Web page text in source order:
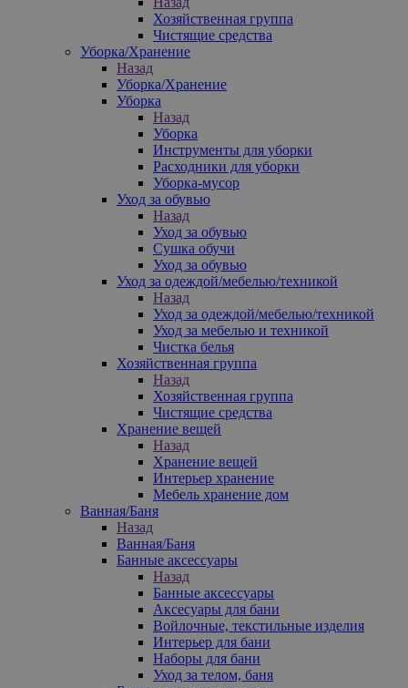
Хозяйственная группа
Чистящие средства
Уборка/Хранение
Назад
Уборка/Хранение
Уборка
Назад
Уборка
Инструменты для уборки
Расходники для уборки
Уборка-мусор
Уход за обувью
Назад
Уход за обувью
Сушка обучи
Уход за обувью
Уход за одеждой/мебелью/техникой
Назад
Уход за одеждой/мебелью/техникой
Уход за мебелью и техникой
Чистка белья
Хозяйственная группа
Назад
Хозяйственная группа
Чистящие средства
Хранение вещей
Назад
Хранение вещей
Интерьер хранение
Мебель хранение дом
Ванная/Баня
Назад
Ванная/Баня
Банные аксессуары
Назад
Банные аксессуары
Аксесуары для бани
Войлочные, текстильные изделия
Интерьер для бани
Наборы для бани
Уход за телом, баня